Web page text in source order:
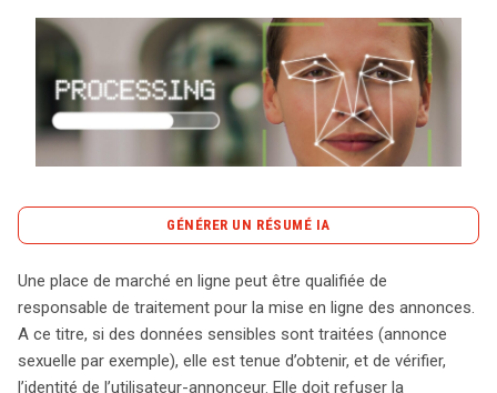
CONTACT
GÉNÉRER UN RÉSUMÉ IA
La récente décision de la Cour de justice de l’Union
européenne (CJUE) élève les exigences de responsabilité
des plateformes de publication d’annonces, notamment
concernant le traitement des données sensibles. Dans le
Une place de marché en ligne peut être qualifiée de
responsable de traitement pour la mise en ligne des annonces.
A ce titre, si des données sensibles sont traitées (annonce
sexuelle par exemple), elle est tenue d’obtenir, et de vérifier,
l’identité de l’utilisateur-annonceur. Elle doit refuser la